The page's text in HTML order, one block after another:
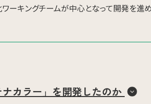
ーキングチームが中心となって開発を進
カラー」を開発したのか